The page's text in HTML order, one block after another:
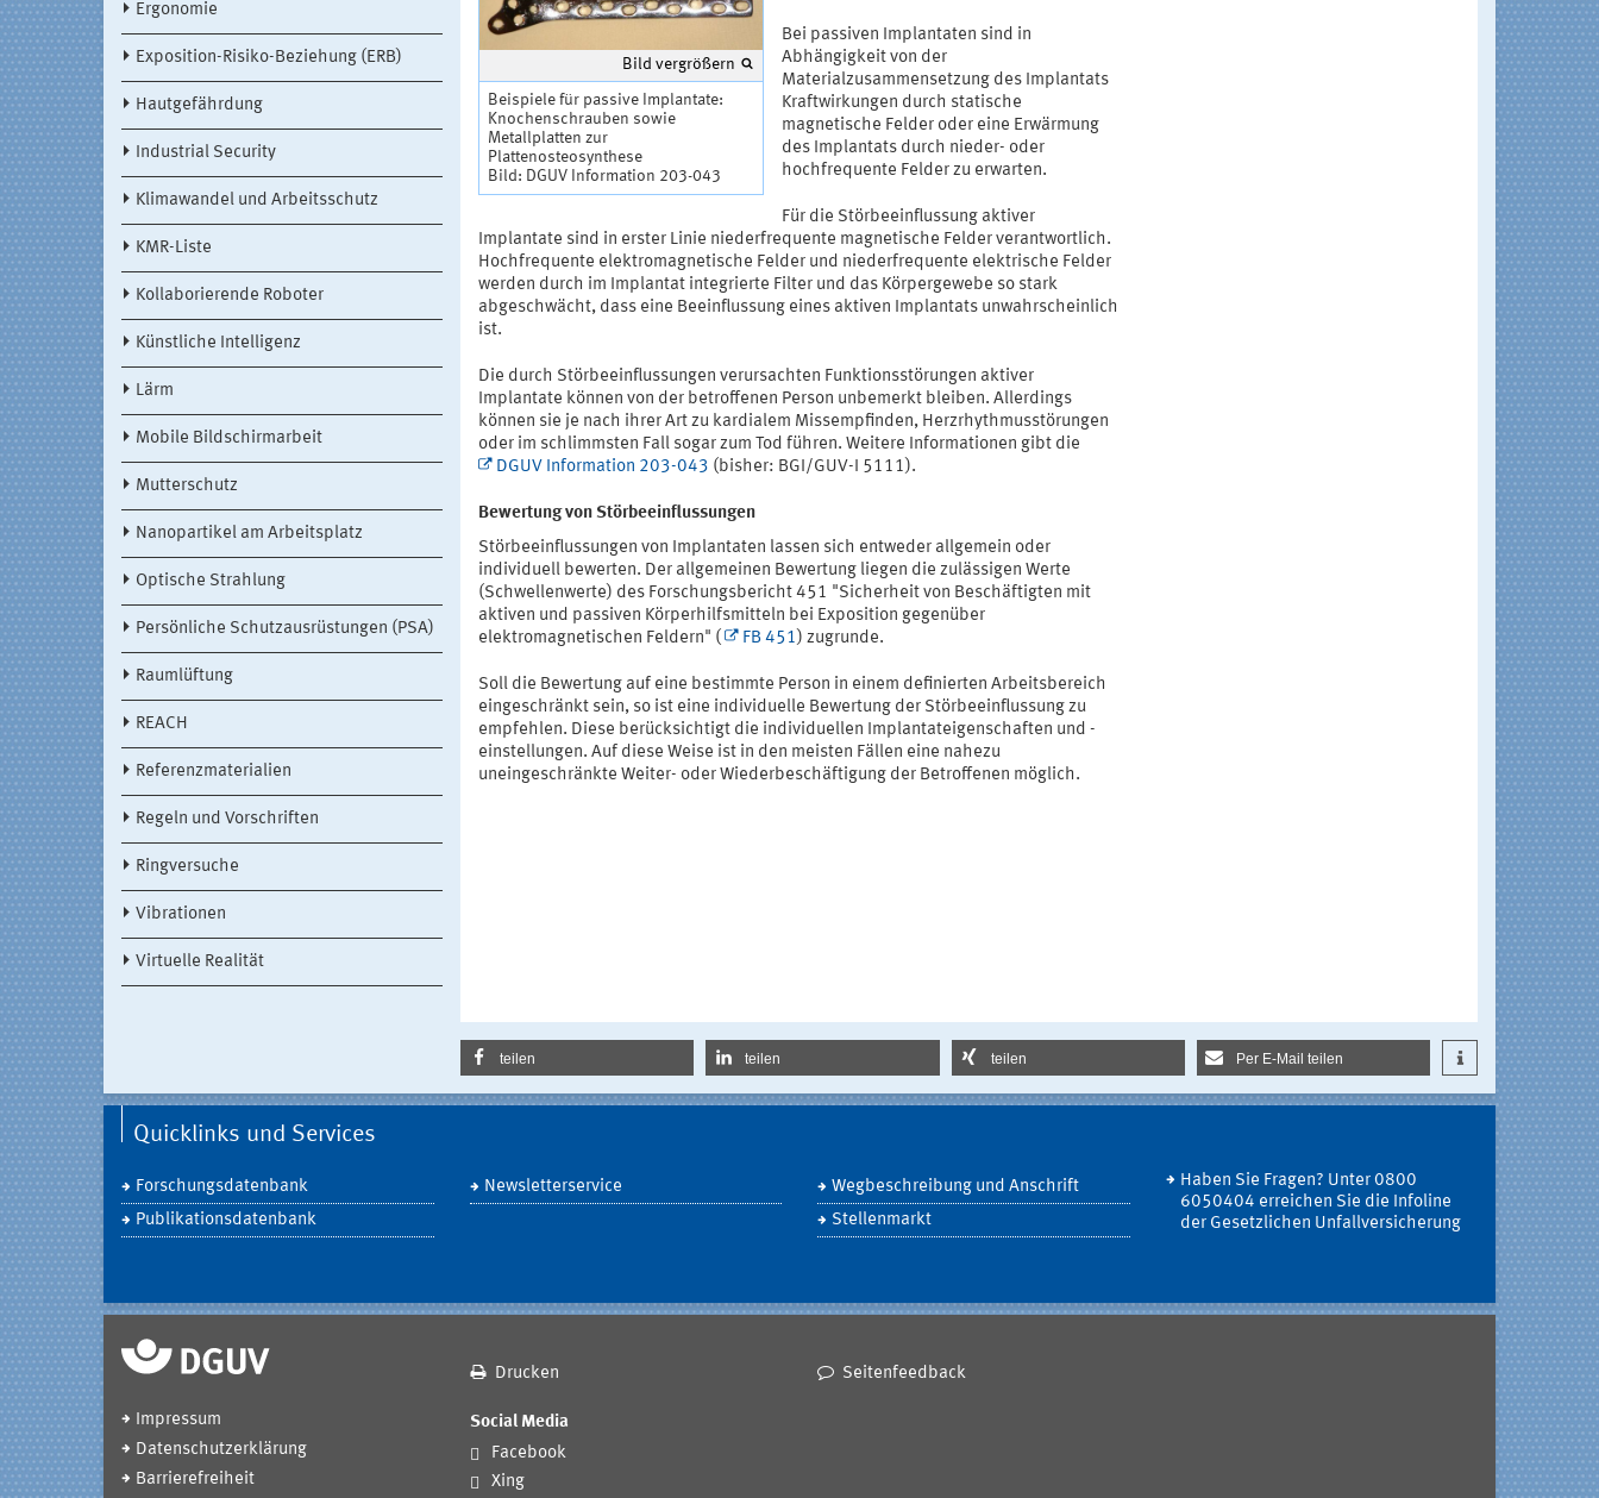
Ergonomie
Exposition-Risiko-Beziehung (ERB)
Hautgefährdung
Industrial Security
Klimawandel und Arbeitsschutz
KMR-Liste
Kollaborierende Roboter
Künstliche Intelligenz
Lärm
Mobile Bildschirmarbeit
Mutterschutz
Nanopartikel am Arbeitsplatz
Optische Strahlung
Persönliche Schutzausrüstungen (PSA)
Raumlüftung
REACH
Referenzmaterialien
Regeln und Vorschriften
Ringversuche
Vibrationen
Virtuelle Realität
Bild vergrößern
Beispiele für passive Implantate:
Knochenschrauben sowie
Metallplatten zur
Plattenosteosynthese
Bild: DGUV Information 203-043
Bei passiven Implantaten sind in
Abhängigkeit von der
Materialzusammensetzung des Implantats
Kraftwirkungen durch statische
magnetische Felder oder eine Erwärmung
des Implantats durch nieder- oder
hochfrequente Felder zu erwarten.
Für die Störbeeinflussung aktiver
Implantate sind in erster Linie niederfrequente magnetische Felder verantwortlich.
Hochfrequente elektromagnetische Felder und niederfrequente elektrische Felder
werden durch im Implantat integrierte Filter und das Körpergewebe so stark
abgeschwächt, dass eine Beeinflussung eines aktiven Implantats unwahrscheinlich
ist.
Die durch Störbeeinflussungen verursachten Funktionsstörungen aktiver
Implantate können von der betroffenen Person unbemerkt bleiben. Allerdings
können sie je nach ihrer Art zu kardialem Missempfinden, Herzrhythmusstörungen
oder im schlimmsten Fall sogar zum Tod führen. Weitere Informationen gibt die
DGUV Information 203-043 (bisher: BGI/GUV-I 5111).
Bewertung von Störbeeinflussungen
Störbeeinflussungen von Implantaten lassen sich entweder allgemein oder
individuell bewerten. Der allgemeinen Bewertung liegen die zulässigen Werte
(Schwellenwerte) des Forschungsbericht 451 "Sicherheit von Beschäftigten mit
aktiven und passiven Körperhilfsmitteln bei Exposition gegenüber
elektromagnetischen Feldern" (
FB 451) zugrunde.
Soll die Bewertung auf eine bestimmte Person in einem definierten Arbeitsbereich
eingeschränkt sein, so ist eine individuelle Bewertung der Störbeeinflussung zu
empfehlen. Diese berücksichtigt die individuellen Implantateigenschaften und -
einstellungen. Auf diese Weise ist in den meisten Fällen eine nahezu
uneingeschränkte Weiter- oder Wiederbeschäftigung der Betroffenen möglich.
teilen teilen teilen Per E-Mail teilen
Quicklinks und Services
Forschungsdatenbank
Publikationsdatenbank
Newsletterservice
Wegbeschreibung und Anschrift
Stellenmarkt
Haben Sie Fragen? Unter 0800
6050404 erreichen Sie die Infoline
der Gesetzlichen Unfallversicherung
Drucken Seitenfeedback
Impressum
Datenschutzerklärung
Barrierefreiheit
Social Media
Facebook
Xing